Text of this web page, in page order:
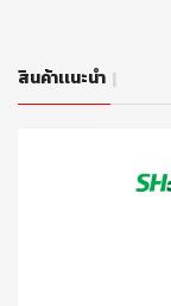
สินค้าเเนะนำ